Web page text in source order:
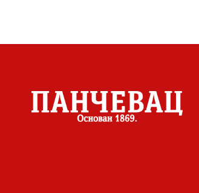
Pančevu, Starčevu i Dolovu